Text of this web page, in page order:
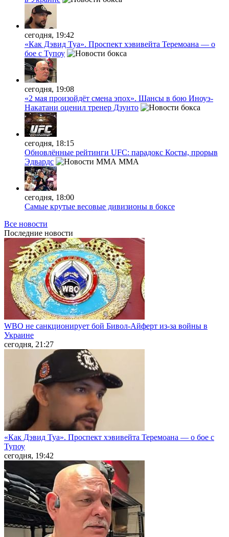
сегодня, 19:42
«Как Дэвид Туа». Проспект хэвивейта Теремоана — о
бое с Тупоу
сегодня, 19:08
«2 мая произойдёт смена эпох». Шансы в бою Иноуэ-
Накатани оценил тренер Дзунто
сегодня, 18:15
Обновлённые рейтинги UFC: парадокс Косты, прорыв
Эдвардс
MMA
сегодня, 18:00
Самые крутые весовые дивизионы в боксе
Все новости
Последние новости
WBO не санкционирует бой Бивол-Айферт из-за войны в
Украине
сегодня, 21:27
«Как Дэвид Туа». Проспект хэвивейта Теремоана — о бое с
Тупоу
сегодня, 19:42